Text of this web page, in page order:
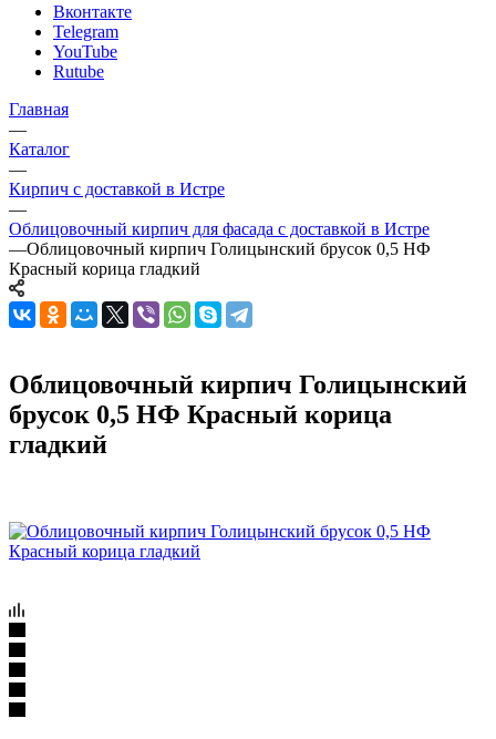
Вконтакте
Telegram
YouTube
Rutube
Главная
—
Каталог
—
Кирпич с доставкой в Истре
—
Облицовочный кирпич для фасада с доставкой в Истре
—Облицовочный кирпич Голицынский брусок 0,5 НФ
Красный корица гладкий
Облицовочный кирпич Голицынский
брусок 0,5 НФ Красный корица
гладкий